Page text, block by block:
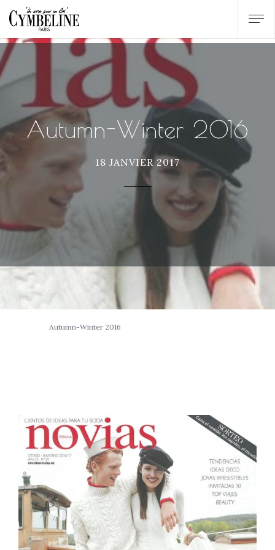
Autumn-Winter 2016
18 JANVIER 2017
Autumn-Winter 2016